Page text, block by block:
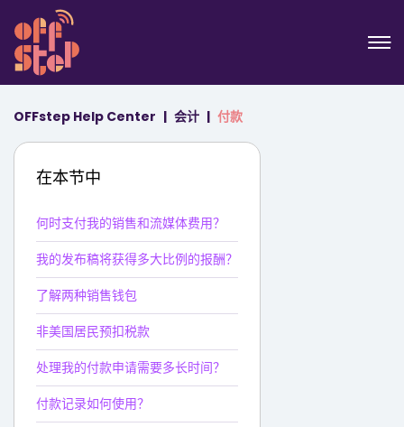
OFFstep Help Center 会计 付款
在本节中
何时支付我的销售和流媒体费用？
我的发布稿将获得多大比例的报酬？
了解两种销售钱包
非美国居民预扣税款
处理我的付款申请需要多长时间？
付款记录如何使用？